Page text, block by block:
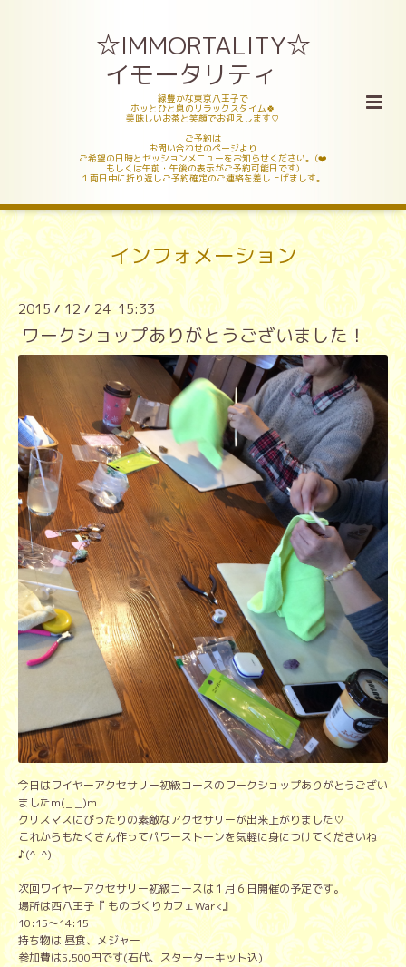
☆IMMORTALITY☆
イモータリティ
緑豊かな東京八王子で
ホッとひと息のリラックスタイム🍀
美味しいお茶と笑顔でお迎えします♡
ご予約は
お問い合わせのページより
ご希望の日時とセッションメニューをお知らせください。(❤️
もしくは午前・午後の表示がご予約可能日です)
１両日中に折り返しご予約確定のご連絡を差し上げましす。
インフォメーション
2015 /12 /24 15:33
ワークショップありがとうございました！
今日はワイヤーアクセサリー初級コースのワークショップありがとうござい
ましたm(_ _)m
クリスマスにぴったりの素敵なアクセサリーが出来上がりました♡
これからもたくさん作ってパワーストーンを気軽に身につけてくださいね
♪(^-^)
次回ワイヤーアクセサリー初級コースは１月６日開催の予定です。
場所は西八王子『 ものづくりカフェWark』
10:15〜14:15
持ち物は 昼食、メジャー
参加費は5,500円です(石代、スターターキット込)